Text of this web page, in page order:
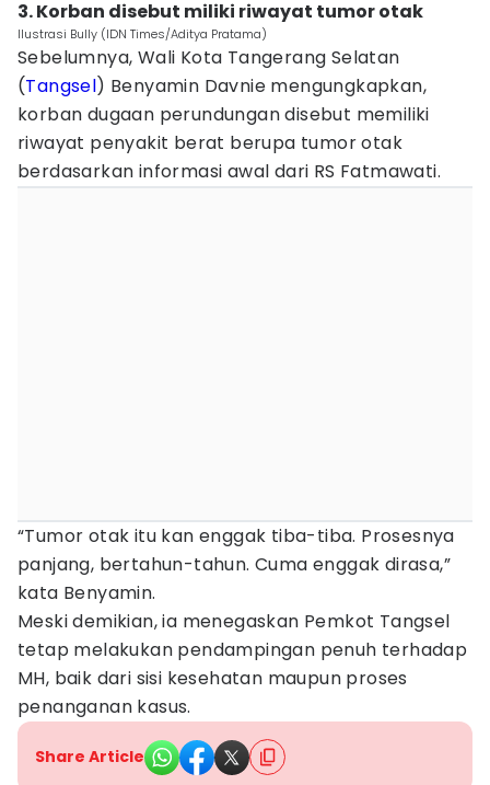
3. Korban disebut miliki riwayat tumor otak
Ilustrasi Bully (IDN Times/Aditya Pratama)
Sebelumnya, Wali Kota Tangerang Selatan
(Tangsel) Benyamin Davnie mengungkapkan,
korban dugaan perundungan disebut memiliki
riwayat penyakit berat berupa tumor otak
berdasarkan informasi awal dari RS Fatmawati.
“Tumor otak itu kan enggak tiba-tiba. Prosesnya
panjang, bertahun-tahun. Cuma enggak dirasa,”
kata Benyamin.
Meski demikian, ia menegaskan Pemkot Tangsel
tetap melakukan pendampingan penuh terhadap
MH, baik dari sisi kesehatan maupun proses
penanganan kasus.
Share Article